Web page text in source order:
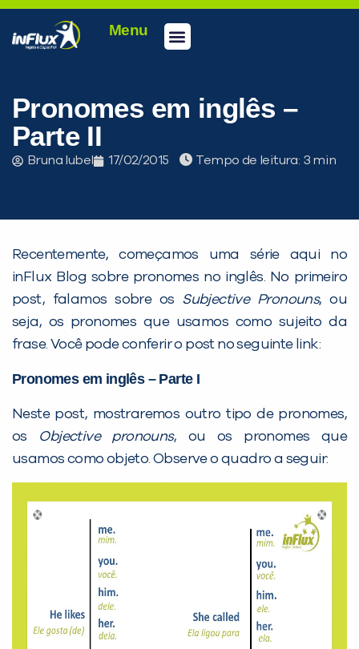
Menu
Pronomes em inglês –
Parte II
Bruna Iubel 17/02/2015 Tempo de leitura:
Recentemente, começamos uma série aqui no
inFlux Blog sobre pronomes no inglês. No primeiro
post, falamos sobre os Subjective Pronouns, ou
seja, os pronomes que usamos como sujeito da
frase. Você pode conferir o post no seguinte link:
Pronomes em inglês – Parte I
Neste post, mostraremos outro tipo de pronomes,
os Objective pronouns, ou os pronomes que
usamos como objeto. Observe o quadro a seguir:
PEÇA UMA DEMONSTRAÇÃO DE MÉTODO
Não encontramos nenhuma unidade
inFlux nesta cidade ou bairro que